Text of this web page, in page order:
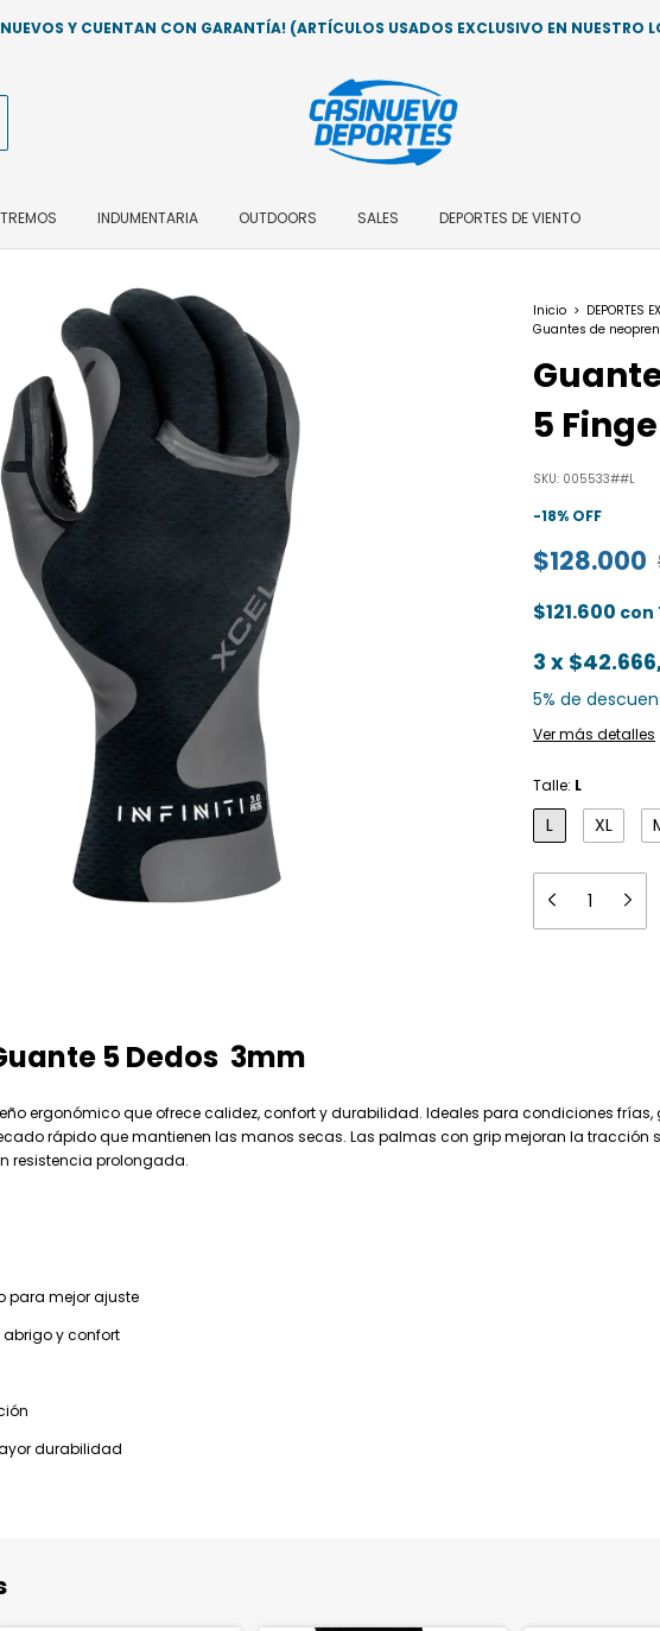
Y CUENTAN CON GARANTÍA! (ARTÍCULOS USADOS EXCLUSIVO EN
INDUMENTARIA OUTDOORS SALES DEPORTES DE VIENTO
Inicio > DEPORTES
Guantes de
5
SKU: 005533##L
-18% OFF
$128.000
$121.600 con
3 x
5% de
Ver más detalles
Talle: L
L XL
5 Dedos 3mm
ergonómico que ofrece calidez, confort y durabilidad. Ideales para condiciones frías,
rápido que mantienen las manos secas. Las palmas con grip mejoran la tracción
resistencia prolongada.
para mejor ajuste
abrigo y confort
durabilidad